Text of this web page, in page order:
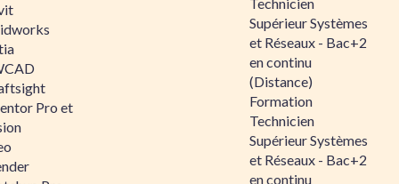
Pro et
Supérieur Systèmes
et Réseaux - Bac+2
en continu
(Distance)
Formation
Technicien
Supérieur Systèmes
et Réseaux - Bac+2
en continu